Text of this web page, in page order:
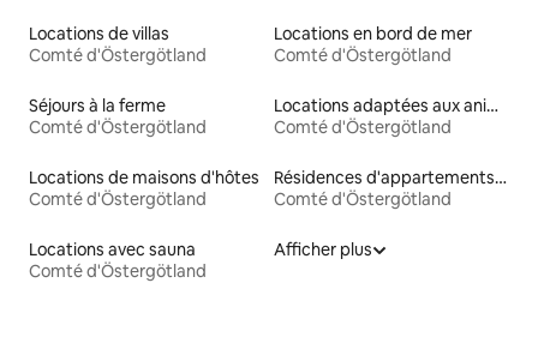
Locations de villas
Comté d'Östergötland
Locations en bord de mer
Comté d'Östergötland
Séjours à la ferme
Comté d'Östergötland
Locations adaptées aux animaux
Comté d'Östergötland
Locations de maisons d'hôtes
Comté d'Östergötland
Résidences d'appartements en location
Comté d'Östergötland
Locations avec sauna
Comté d'Östergötland
Afficher plus